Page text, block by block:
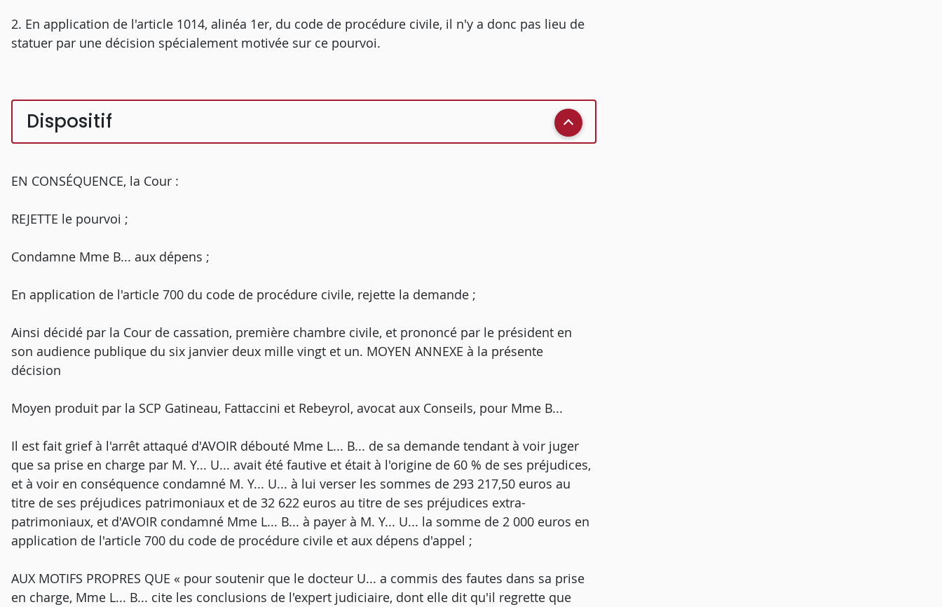
2. En application de l'article 1014, alinéa 1er, du code de procédure civile, il n'y a donc pas lieu de
statuer par une décision spécialement motivée sur ce pourvoi.
Dispositif
EN CONSÉQUENCE, la Cour :
REJETTE le pourvoi ;
Condamne Mme B... aux dépens ;
En application de l'article 700 du code de procédure civile, rejette la demande ;
Ainsi décidé par la Cour de cassation, première chambre civile, et prononcé par le président en
son audience publique du six janvier deux mille vingt et un. MOYEN ANNEXE à la présente
décision
Moyen produit par la SCP Gatineau, Fattaccini et Rebeyrol, avocat aux Conseils, pour Mme B...
Il est fait grief à l'arrêt attaqué d'AVOIR débouté Mme L... B... de sa demande tendant à voir juger
que sa prise en charge par M. Y... U... avait été fautive et était à l'origine de 60 % de ses préjudices,
et à voir en conséquence condamné M. Y... U... à lui verser les sommes de 293 217,50 euros au
titre de ses préjudices patrimoniaux et de 32 622 euros au titre de ses préjudices extra-
patrimoniaux, et d'AVOIR condamné Mme L... B... à payer à M. Y... U... la somme de 2 000 euros en
application de l'article 700 du code de procédure civile et aux dépens d'appel ;
AUX MOTIFS PROPRES QUE « pour soutenir que le docteur U... a commis des fautes dans sa prise
en charge, Mme L... B... cite les conclusions de l'expert judiciaire, dont elle dit qu'il regrette que